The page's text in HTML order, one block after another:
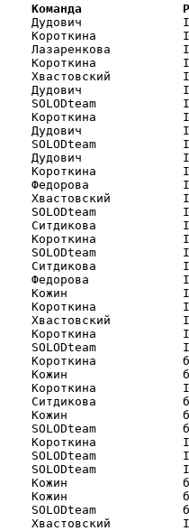
Команда
Дудович
Короткина
Лазаренкова
Короткина
Хвастовский
Дудович
SOLODteam
Короткина
Дудович
SOLODteam
Дудович
Короткина
Федорова
Хвастовский
SOLODteam
Ситдикова
Короткина
SOLODteam
Ситдикова
Федорова
Кожин
Короткина
Хвастовский
Короткина
SOLODteam
Короткина
Кожин
Короткина
Ситдикова
Кожин
SOLODteam
Короткина
SOLODteam
SOLODteam
Кожин
Кожин
SOLODteam
Хвастовский